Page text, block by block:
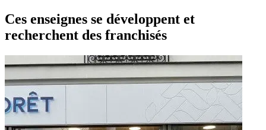
Ces enseignes se développent et
recherchent des franchisés